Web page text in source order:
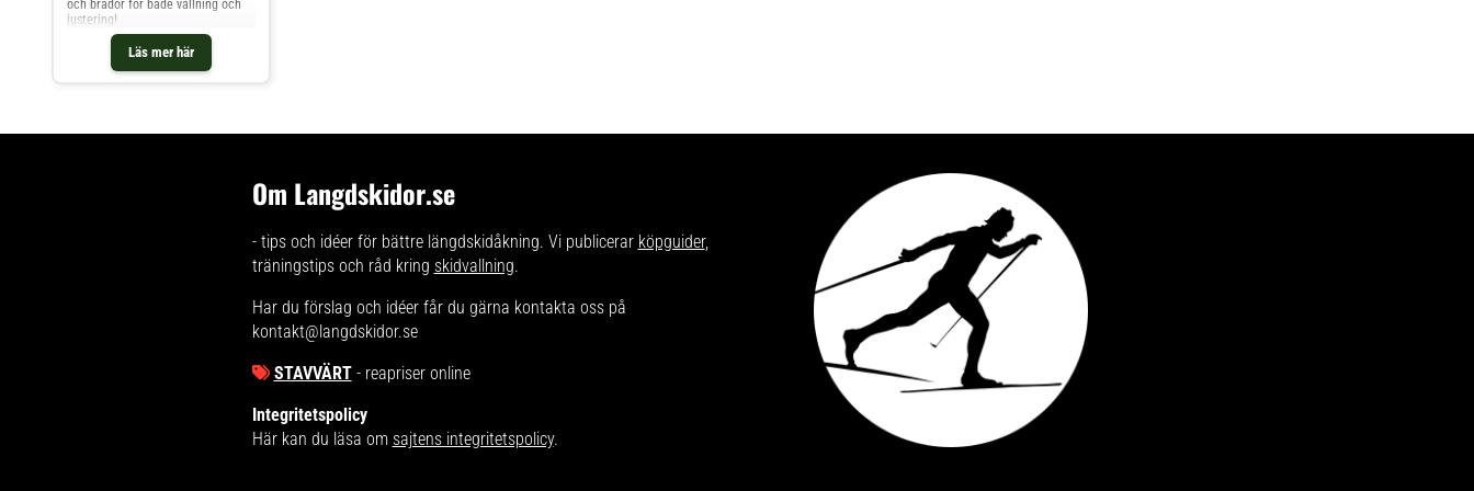
Läs mer här
och brädor för både vallning och
justering!
Om Langdskidor.se
- tips och idéer för bättre längdskidåkning. Vi publicerar köpguider,
träningstips och råd kring skidvallning.
Har du förslag och idéer får du gärna kontakta oss på
kontakt@langdskidor.se
STAVVÄRT- reapriser online
Integritetspolicy
Här kan du läsa om sajtens integritetspolicy.